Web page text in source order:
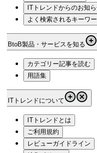
ITトレンドからのお知らせ
よく検索されるキーワード
BtoB製品・サービスを知る
カテゴリー記事を読む
用語集
ITトレンドについて
ITトレンドとは
ご利用規約
レビューガイドライン